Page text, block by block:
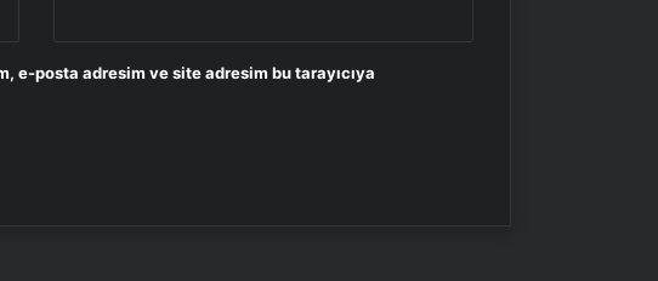
e-posta adresim ve site adresim bu tarayıcıya